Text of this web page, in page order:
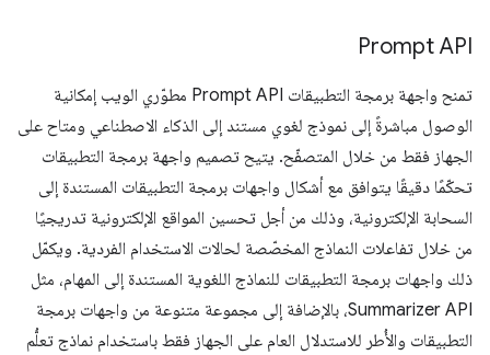
Prompt API
تمنح واجهة برمجة التطبيقات Prompt API مطوّري الويب إمكانية
الوصول مباشرةً إلى نموذج لغوي مستند إلى الذكاء الاصطناعي ومتاح على
الجهاز فقط من خلال المتصفّح. يتيح تصميم واجهة برمجة التطبيقات
تحكّمًا دقيقًا يتوافق مع أشكال واجهات برمجة التطبيقات المستندة إلى
السحابة الإلكترونية، وذلك من أجل تحسين المواقع الإلكترونية تدريجيًا
من خلال تفاعلات النماذج المخصّصة لحالات الاستخدام الفردية. ويكمّل
ذلك واجهات برمجة التطبيقات للنماذج اللغوية المستندة إلى المهام، مثل
Summarizer API، بالإضافة إلى مجموعة متنوعة من واجهات برمجة
التطبيقات والأُطر للاستدلال العام على الجهاز فقط باستخدام نماذج تعلُّم